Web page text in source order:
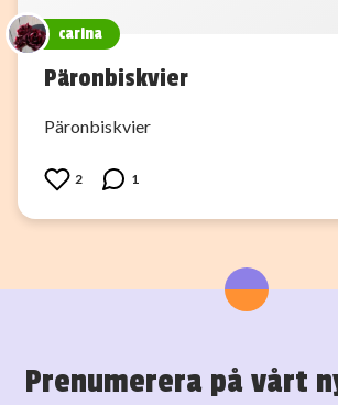
carina
Päronbiskvier
Päronbiskvier
2 1
Prenumerera på vårt